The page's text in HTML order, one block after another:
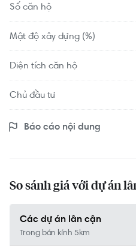
Số căn hộ
Mật độ xây dựng (%)
Diện tích căn hộ
Chủ đầu tư
Báo cáo nội dung
So sánh giá với dự án
Các dự án lân cận
Trong bán kính 5km